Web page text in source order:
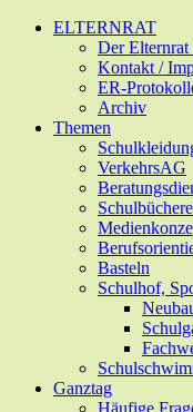
Zum
Hauptinhalt
ELTERNRAT
Der
Kontakt /
ER-
Archiv
Themen
VerkehrsAG
Basteln
Schulhof,
Ganztag
Häufige